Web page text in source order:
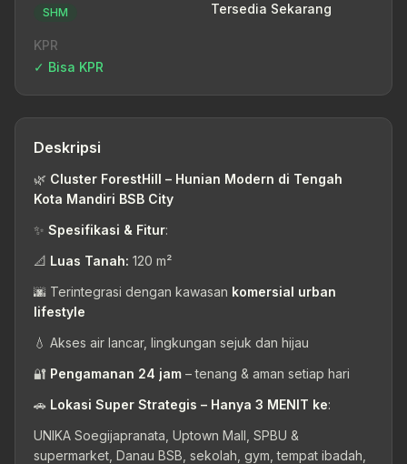
SHM
Tersedia Sekarang
KPR
✓ Bisa KPR
Deskripsi
🌿 Cluster ForestHill – Hunian Modern di Tengah
Kota Mandiri BSB City
✨ Spesifikasi & Fitur:
📐 Luas Tanah: 120 m²
🌆 Terintegrasi dengan kawasan komersial urban
lifestyle
💧 Akses air lancar, lingkungan sejuk dan hijau
🔐 Pengamanan 24 jam – tenang & aman setiap hari
🚗 Lokasi Super Strategis – Hanya 3 MENIT ke:
UNIKA Soegijapranata, Uptown Mall, SPBU &
supermarket, Danau BSB, sekolah, gym, tempat ibadah,